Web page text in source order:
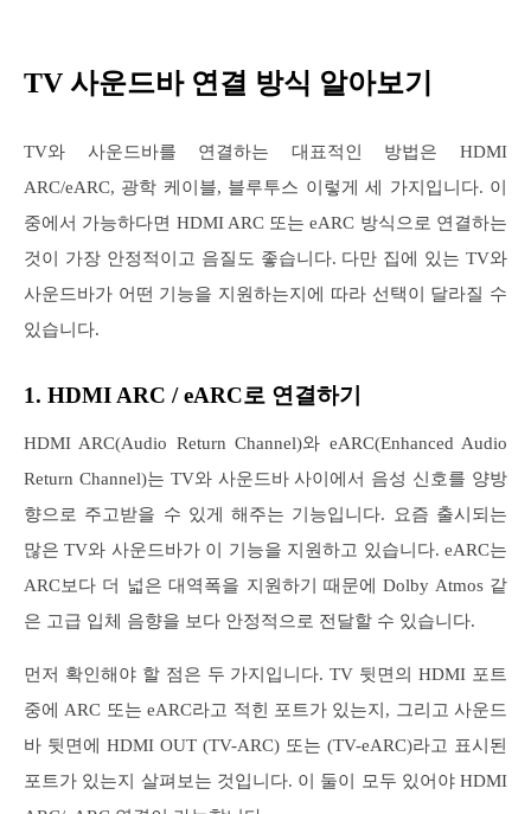
TV 사운드바 연결 방식 알아보기
TV와 사운드바를 연결하는 대표적인 방법은 HDMI
ARC/eARC, 광학 케이블, 블루투스 이렇게 세 가지입니다. 이
중에서 가능하다면 HDMI ARC 또는 eARC 방식으로 연결하는
것이 가장 안정적이고 음질도 좋습니다. 다만 집에 있는 TV와
사운드바가 어떤 기능을 지원하는지에 따라 선택이 달라질 수
있습니다.
1. HDMI ARC / eARC로 연결하기
HDMI ARC(Audio Return Channel)와 eARC(Enhanced Audio
Return Channel)는 TV와 사운드바 사이에서 음성 신호를 양방
향으로 주고받을 수 있게 해주는 기능입니다. 요즘 출시되는
많은 TV와 사운드바가 이 기능을 지원하고 있습니다. eARC는
ARC보다 더 넓은 대역폭을 지원하기 때문에 Dolby Atmos 같
은 고급 입체 음향을 보다 안정적으로 전달할 수 있습니다.
먼저 확인해야 할 점은 두 가지입니다. TV 뒷면의 HDMI 포트
중에 ARC 또는 eARC라고 적힌 포트가 있는지, 그리고 사운드
바 뒷면에 HDMI OUT (TV-ARC) 또는 (TV-eARC)라고 표시된
포트가 있는지 살펴보는 것입니다. 이 둘이 모두 있어야 HDMI